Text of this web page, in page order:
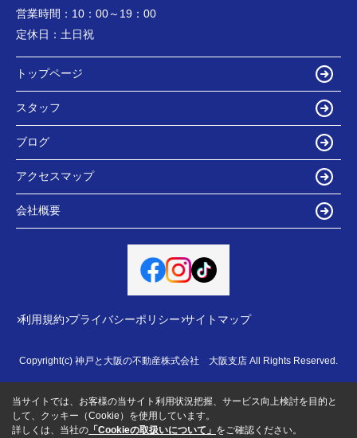
営業時間： 10：00～19：00
定休日： 土日祝
トップページ
スタッフ
ブログ
アクセスマップ
会社概要
利用規約 プライバシーポリシー サイトマップ
Copyright(c) 神戸と大阪の不動産株式会社 大阪支店 All Rights Reserved.
当サイトでは、お客様の当サイト利用状況把握、サービス向上検討を目的と
して、クッキー（Cookie）を使用しています。
詳しくは、当社の 「Cookieの取扱いについて」 をご確認ください。